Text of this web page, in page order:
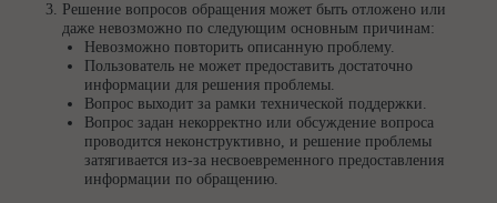
Решение вопросов обращения может быть отложено или
даже невозможно по следующим основным причинам:
Невозможно повторить описанную проблему.
Пользователь не может предоставить достаточно
информации для решения проблемы.
Вопрос выходит за рамки технической поддержки.
Вопрос задан некорректно или обсуждение вопроса
проводится неконструктивно, и решение проблемы
затягивается из-за несвоевременного предоставления
информации по обращению.